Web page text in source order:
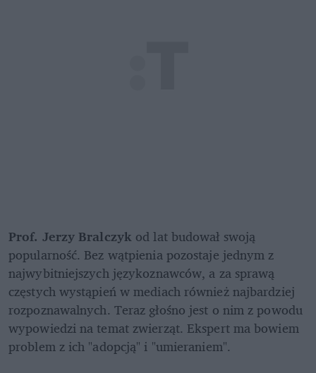
Prof. Jerzy Bralczyk od lat budował swoją
popularność. Bez wątpienia pozostaje jednym z
najwybitniejszych językoznawców, a za sprawą
częstych wystąpień w mediach również najbardziej
rozpoznawalnych. Teraz głośno jest o nim z powodu
wypowiedzi na temat zwierząt. Ekspert ma bowiem
problem z ich "adopcją" i "umieraniem".